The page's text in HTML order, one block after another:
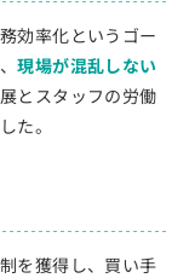
効率化というゴー
現場が混乱しない
とスタッフの労働
た。
を獲得し、買い手